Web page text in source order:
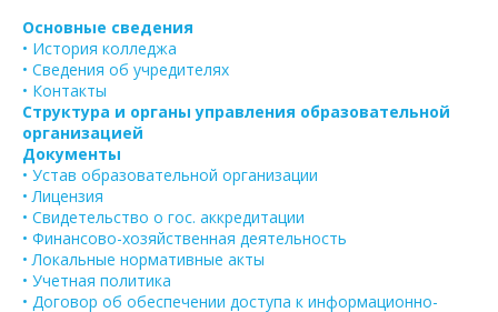
Основные сведения
• История колледжа
• Сведения об учредителях
• Контакты
Структура и органы управления образовательной
организацией
Документы
• Устав образовательной организации
• Лицензия
• Свидетельство о гос. аккредитации
• Финансово-хозяйственная деятельность
• Локальные нормативные акты
• Учетная политика
• Договор об обеспечении доступа к информационно-